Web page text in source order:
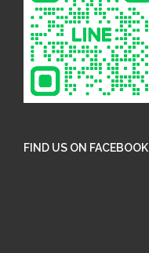
FIND US ON FACEBOOK